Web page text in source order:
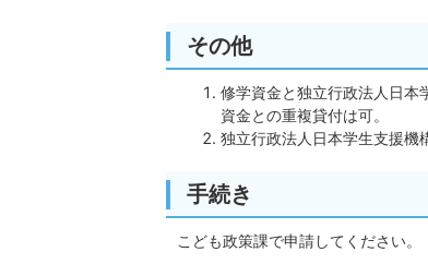
その他
修学資金と独立行政法人日本
資金との重複貸付は可。
独立行政法人日本学生支援機
手続き
こども政策課で申請してください。